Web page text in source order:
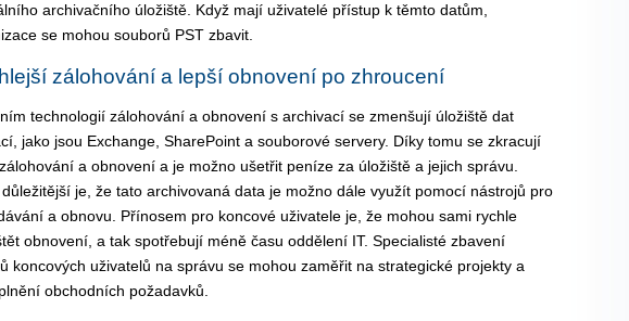
archivačního úložiště. Když mají uživatelé přístup k těmto datům,
se mohou souborů PST zbavit.
zálohování a lepší obnovení po zhroucení
technologií zálohování a obnovení s archivací se zmenšují úložiště dat
jako jsou Exchange, SharePoint a souborové servery. Díky tomu se zkracují
a obnovení a je možno ušetřit peníze za úložiště a jejich správu.
je, že tato archivovaná data je možno dále využít pomocí nástrojů pro
a obnovu. Přínosem pro koncové uživatele je, že mohou sami rychle
obnovení, a tak spotřebují méně času oddělení IT. Specialisté zbavení
koncových uživatelů na správu se mohou zaměřit na strategické projekty a
obchodních požadavků.